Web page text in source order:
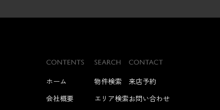
ホーム
会社概要
物件検索
エリア検索
来店予約
お問い合わせ